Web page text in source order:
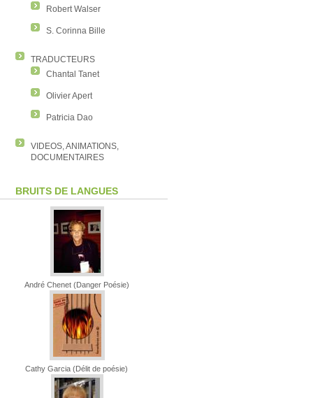
Robert Walser
S. Corinna Bille
TRADUCTEURS
Chantal Tanet
Olivier Apert
Patricia Dao
VIDEOS, ANIMATIONS,
DOCUMENTAIRES
BRUITS DE LANGUES
André Chenet (Danger Poésie)
Cathy Garcia (Délit de poésie)